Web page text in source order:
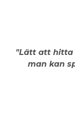
"Lätt att hitta
man kan